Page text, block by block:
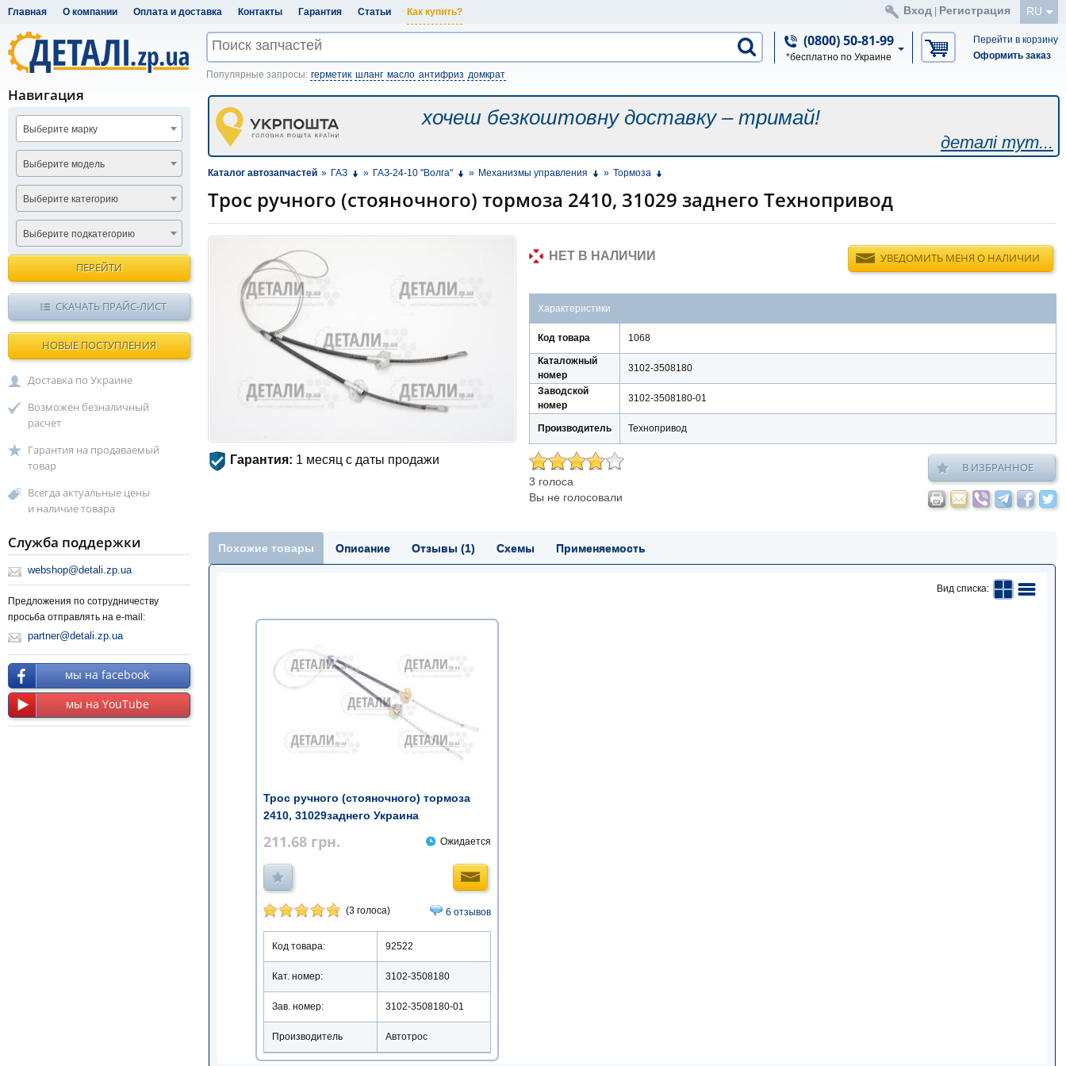
Главная О компании Оплата и доставка Контакты Гарантия Статьи Как купить? RU
Вход Регистрация
(0800) 50-81-99
*бесплатно по Украине
Перейти в корзину
Оформить заказ
Популярные запросы: герметик шланг масло антифриз домкрат
хочеш безкоштовну доставку – тримай!
деталі тут...
Каталог автозапчастей » ГАЗ » ГАЗ-24-10 "Волга" » Механизмы управления » Тормоза
Трос ручного (стояночного) тормоза 2410, 31029 заднего Технопривод
Гарантия: 1 месяц с даты продажи
НЕТ В НАЛИЧИИ УВЕДОМИТЬ МЕНЯ О НАЛИЧИИ
Характеристики
Код товара 1068
Каталожный
номер
3102-3508180
Заводской
номер
3102-3508180-01
Производитель Технопривод
3 голоса
Вы не голосовали
В ИЗБРАННОЕ
Похожие товары Описание Отзывы (1) Схемы Применяемость
Вид списка:
Трос ручного (стояночного) тормоза
2410, 31029заднего Украина
211.68 грн. Ожидается
(3 голоса) 6 отзывов
Код товара: 92522
Кат. номер: 3102-3508180
Зав. номер: 3102-3508180-01
Производитель Автотрос
Навигация
Выберите марку
Выберите модель
Выберите категорию
Выберите подкатегорию
ПЕРЕЙТИ
СКАЧАТЬ ПРАЙС-ЛИСТ
НОВЫЕ ПОСТУПЛЕНИЯ
Доставка по Украине
Возможен безналичный
расчет
Гарантия на продаваемый
товар
Всегда актуальные цены
и наличие товара
Служба поддержки
webshop@detali.zp.ua
Предложения по сотрудничеству
просьба отправлять на e-mail:
partner@detali.zp.ua
мы на facebook
мы на YouTube